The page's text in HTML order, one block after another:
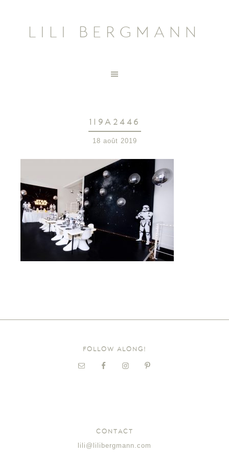
LILI BERGMANN
1I9A2446
18 août 2019
FOLLOW ALONG!
CONTACT
lili@lilibergmann.com